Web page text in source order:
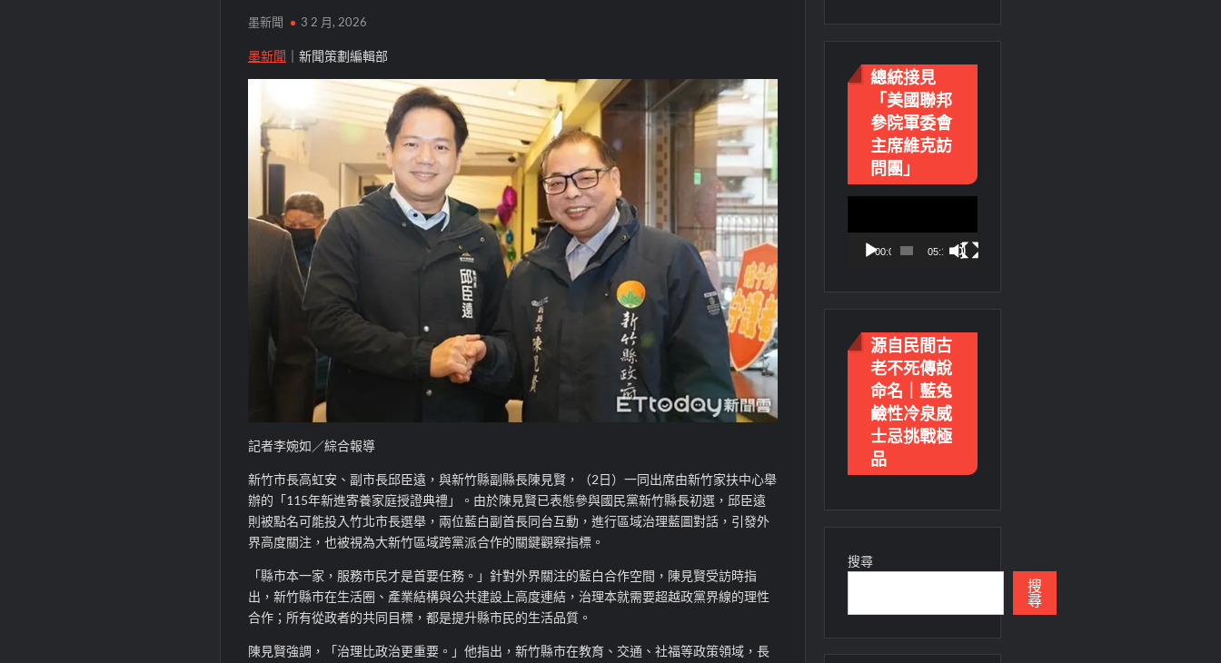
墨新聞 3 2 月, 2026
墨新聞 ｜新聞策劃編輯部
記者李婉如／綜合報導
新竹市長高虹安、副市長邱臣遠，與新竹縣副縣長陳見賢，（2日）一同出席由新竹家扶中心舉
辦的「115年新進寄養家庭授證典禮」。由於陳見賢已表態參與國民黨新竹縣長初選，邱臣遠
則被點名可能投入竹北市長選舉，兩位藍白副首長同台互動，進行區域治理藍圖對話，引發外
界高度關注，也被視為大新竹區域跨黨派合作的關鍵觀察指標。
「縣市本一家，服務市民才是首要任務。」針對外界關注的藍白合作空間，陳見賢受訪時指
出，新竹縣市在生活圈、產業結構與公共建設上高度連結，治理本就需要超越政黨界線的理性
合作；所有從政者的共同目標，都是提升縣市民的生活品質。
陳見賢強調，「治理比政治更重要。」他指出，新竹縣市在教育、交通、社福等政策領域，長
總統接見
「美國聯邦
參院軍委會
主席維克訪
問團」
00:00 05:18
源自民間古
老不死傳說
命名｜藍兔
鹼性冷泉威
士忌挑戰極
品
搜尋
搜
尋